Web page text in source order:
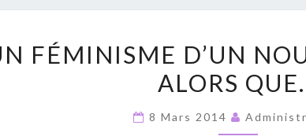
D’UN
GENRE
FÉMINISME D’UN
ALORS
8 Mars 2014